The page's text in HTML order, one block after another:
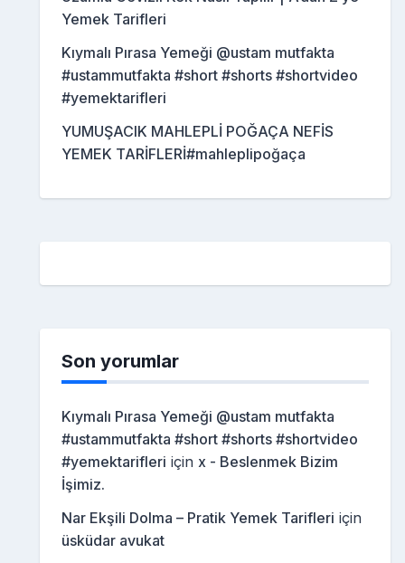
Yemek Tarifleri
Kıymalı Pırasa Yemeği @ustam mutfakta
#ustammutfakta #short #shorts #shortvideo
#yemektarifleri
YUMUŞACIK MAHLEPLİ POĞAÇA NEFİS
YEMEK TARİFLERİ#mahleplipoğaça
Son yorumlar
Kıymalı Pırasa Yemeği @ustam mutfakta
#ustammutfakta #short #shorts #shortvideo
#yemektarifleri için x - Beslenmek Bizim
İşimiz.
Nar Ekşili Dolma – Pratik Yemek Tarifleri için
üsküdar avukat